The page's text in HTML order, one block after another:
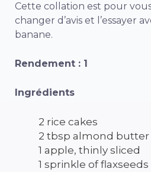
Cette collation est pour
changer d’avis et l’essayer
banane.
Rendement : 1
Ingrédients
2 rice cakes
2 tbsp almond butter
1 apple, thinly sliced
1 sprinkle of flaxseeds